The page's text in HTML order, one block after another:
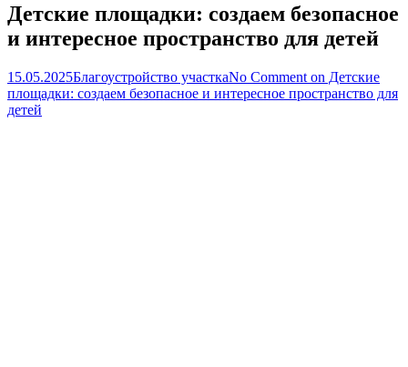
Детские площадки: создаем безопасное
и интересное пространство для детей
15.05.2025Благоустройство участкаNo Comment on Детские
площадки: создаем безопасное и интересное пространство для
детей